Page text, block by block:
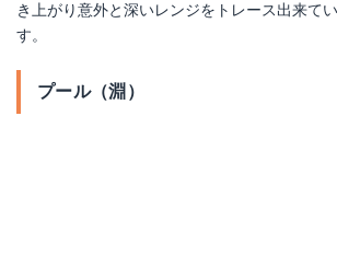
き上がり意外と深いレンジをトレース出来て
す。
プール（淵）